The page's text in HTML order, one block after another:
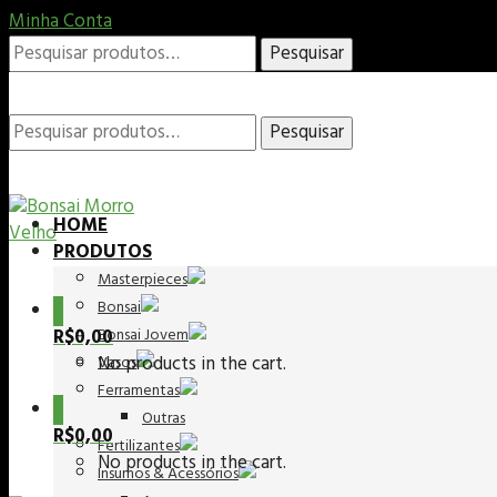
Minha Conta
Pesquisar
por:
Pesquisar
Pesquisar
por:
Pesquisar
HOME
PRODUTOS
Masterpieces
Bonsai
Bonsai Jovem
Vasos
Ferramentas
Outras
Fertilizantes
Insumos & Acessórios
R$0,00
No products in the cart.
R$0,00
No products in the cart.